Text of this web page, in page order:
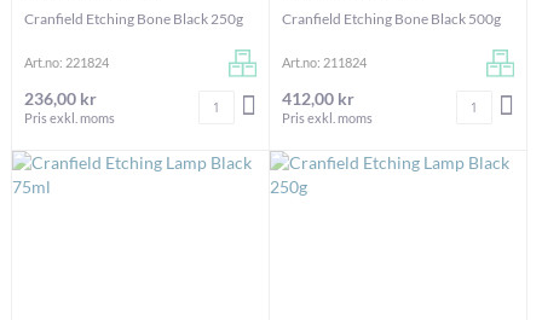
Cranfield Etching Bone Black 250g
Art.no: 221824
236,00 kr
Pris exkl. moms
Antal LÄGG I VARUKORGEN
Cranfield Etching Bone Black 500g
Art.no: 211824
412,00 kr
Pris exkl. moms
Antal